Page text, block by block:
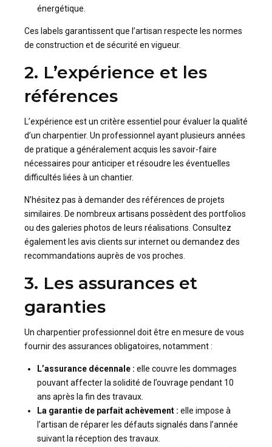
énergétique.
Ces labels garantissent que l’artisan respecte les normes
de construction et de sécurité en vigueur.
2. L’expérience et les
références
L’expérience est un critère essentiel pour évaluer la qualité
d’un charpentier. Un professionnel ayant plusieurs années
de pratique a généralement acquis les savoir-faire
nécessaires pour anticiper et résoudre les éventuelles
difficultés liées à un chantier.
N’hésitez pas à demander des références de projets
similaires. De nombreux artisans possèdent des portfolios
ou des galeries photos de leurs réalisations. Consultez
également les avis clients sur internet ou demandez des
recommandations auprès de vos proches.
3. Les assurances et
garanties
Un charpentier professionnel doit être en mesure de vous
fournir des assurances obligatoires, notamment :
L’assurance décennale : elle couvre les dommages
pouvant affecter la solidité de l’ouvrage pendant 10
ans après la fin des travaux.
La garantie de parfait achèvement : elle impose à
l’artisan de réparer les défauts signalés dans l’année
suivant la réception des travaux.